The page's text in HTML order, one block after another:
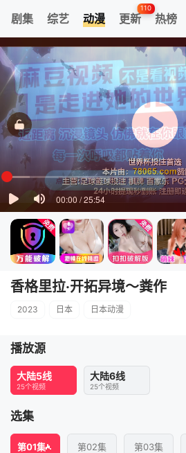
剧集 综艺 动漫 更新
110
热榜
香格里拉·开拓异境～粪作猎手挑战神作～
清空
香格里拉·开拓异境～粪作
2023 日本 日本动漫
播放源
大陆5线
25个视频
大陆6线
25个视频
选集
第01集 第02集 第03集